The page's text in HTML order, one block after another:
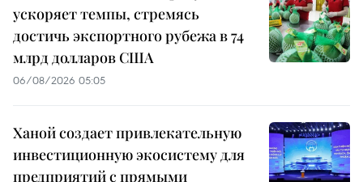
ускоряет темпы, стремясь
достичь экспортного рубежа в 74
млрд долларов США
06/08/2026 05:05
Ханой создает привлекательную
инвестиционную экосистему для
предприятий с прямыми